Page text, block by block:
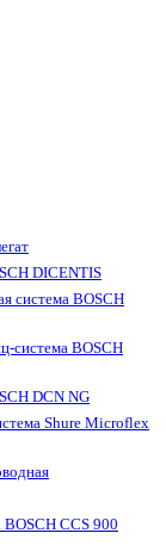
DICENTIS
система BOSCH
система BOSCH
DCN NG
Shure Microflex
BOSCH CCS 900